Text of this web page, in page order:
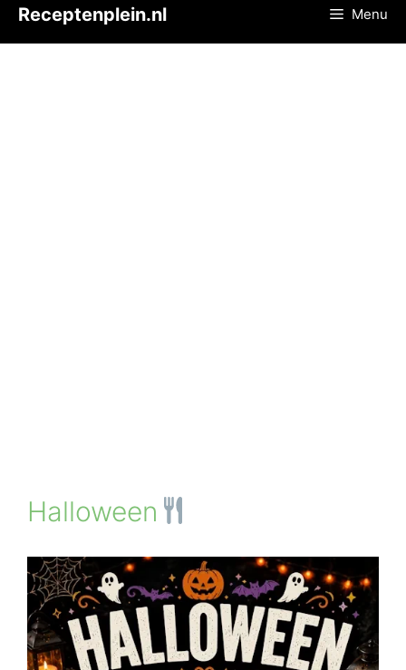
Receptenplein.nl Menu
Halloween